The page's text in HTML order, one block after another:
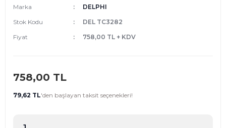
Marka
DELPHI
Stok Kodu
DEL TC3282
Fiyat
758,00 TL + KDV
758,00 TL
79,62 TL'den başlayan taksit seçenekleri!